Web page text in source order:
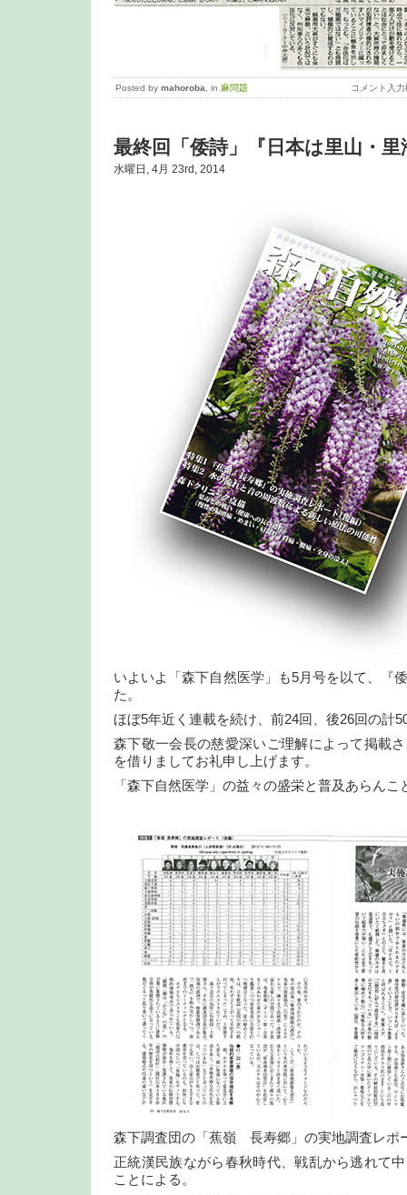
Posted by mahoroba , in 麻問題 コメント入力
最終回「倭詩」『日本は里山・里
水曜日, 4月 23rd, 2014
いよいよ「森下自然医学」も5月号を以て、『
た。
ほぼ5年近く連載を続け、前24回、後26回の計
森下敬一会長の慈愛深いご理解によって掲載
を借りましてお礼申し上げます。
「森下自然医学」の益々の盛栄と普及あらんこ
森下調査団の「蕉嶺 長寿郷」の実地調査レポ
正統漢民族ながら春秋時代、戦乱から逃れて
ことによる。